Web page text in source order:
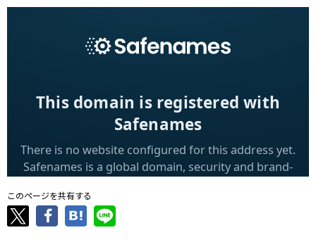
このページを共有する